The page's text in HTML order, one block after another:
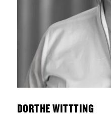
DORTHE WITTTING